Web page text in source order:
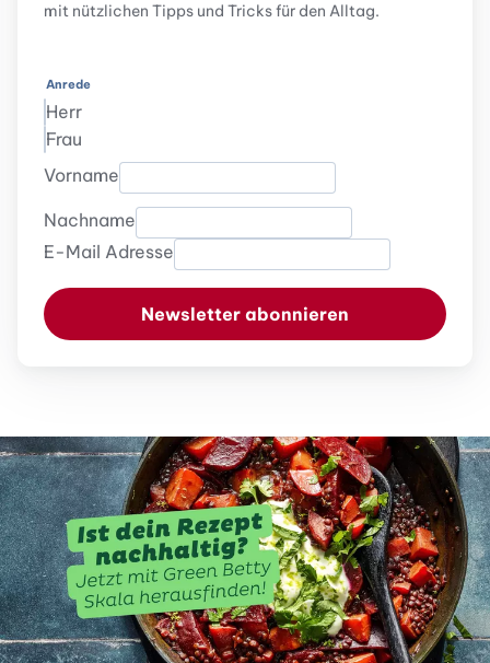
mit nützlichen Tipps und Tricks für den Alltag.
Anrede
Herr
Frau
Vorname
Nachname
E-Mail Adresse
Newsletter abonnieren